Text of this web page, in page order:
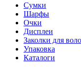
Сумки
Шарфы
Очки
Дисплеи
Заколки для
Упаковка
Каталоги